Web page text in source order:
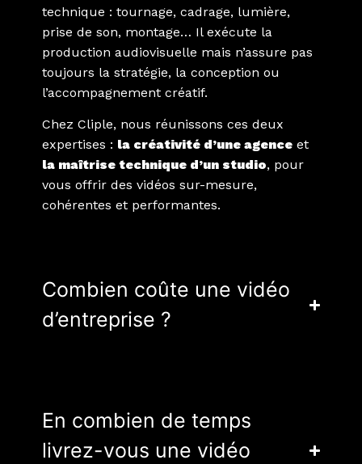
technique : tournage, cadrage, lumière,
prise de son, montage… Il exécute la
production audiovisuelle mais n’assure pas
toujours la stratégie, la conception ou
l’accompagnement créatif.
Chez Cliple, nous réunissons ces deux
expertises : la créativité d’une agence et
la maîtrise technique d’un studio, pour
vous offrir des vidéos sur-mesure,
cohérentes et performantes.
Combien coûte une vidéo
d’entreprise ?
En combien de temps
livrez-vous une vidéo